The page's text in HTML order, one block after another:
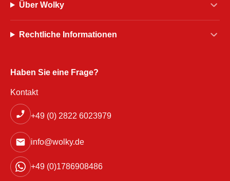
Über Wolky
Rechtliche Informationen
Haben Sie eine Frage?
Kontakt
+49 (0) 2822 6023979
info@wolky.de
+49 (0)1786908486